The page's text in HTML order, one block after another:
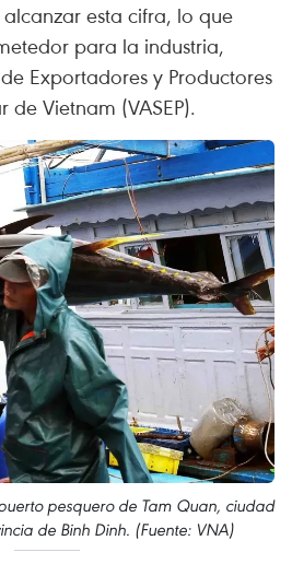
esta cifra, lo que
para la industria,
Exportadores y Productores
Vietnam (VASEP).
pesquero de Tam Quan, ciudad
de Binh Dinh. (Fuente: VNA)